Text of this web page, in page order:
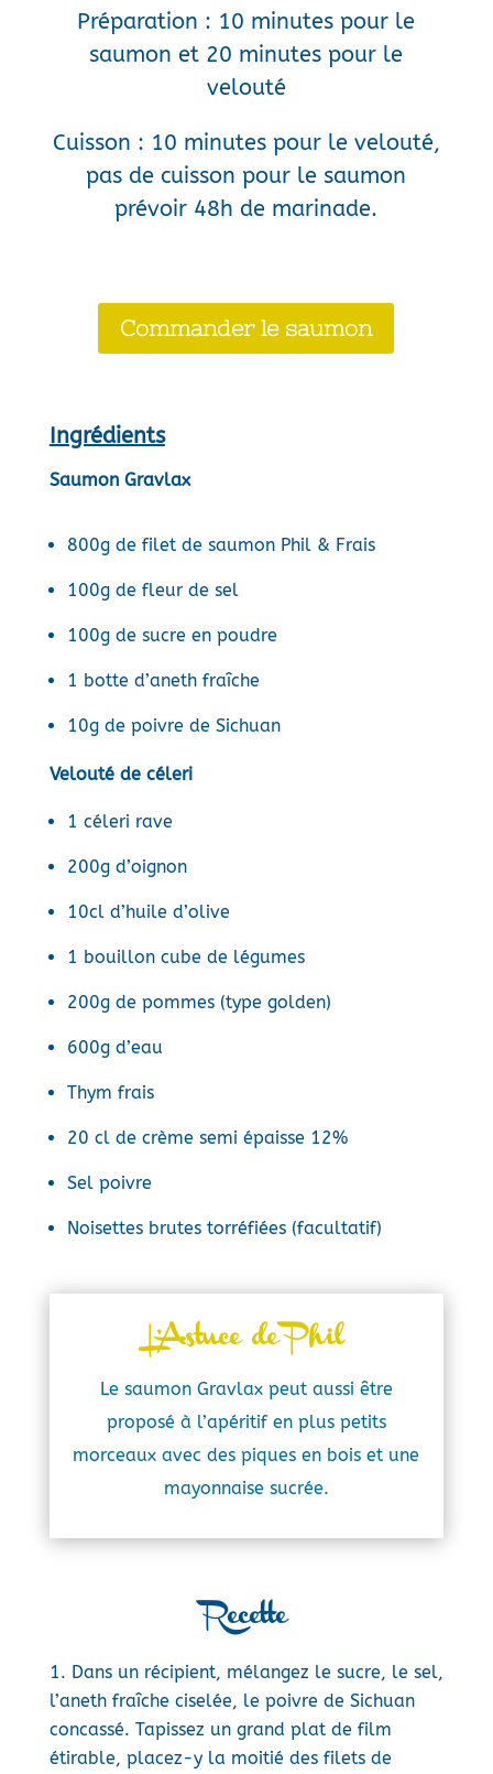
Préparation : 10 minutes pour le
saumon et 20 minutes pour le
velouté
Cuisson : 10 minutes pour le velouté,
pas de cuisson pour le saumon
prévoir 48h de marinade.
Commander le saumon
Ingrédients
Saumon Gravlax
800g de filet de saumon Phil & Frais
100g de fleur de sel
100g de sucre en poudre
1 botte d’aneth fraîche
10g de poivre de Sichuan
Velouté de céleri
1 céleri rave
200g d’oignon
10cl d’huile d’olive
1 bouillon cube de légumes
200g de pommes (type golden)
600g d’eau
Thym frais
20 cl de crème semi épaisse 12%
Sel poivre
Noisettes brutes torréfiées (facultatif)
L’Astuce de Phil
Le saumon Gravlax peut aussi être
proposé à l’apéritif en plus petits
morceaux avec des piques en bois et une
mayonnaise sucrée.
Recette
Dans un récipient, mélangez le sucre, le sel,
l’aneth fraîche ciselée, le poivre de Sichuan
concassé. Tapissez un grand plat de film
étirable, placez-y la moitié des filets de